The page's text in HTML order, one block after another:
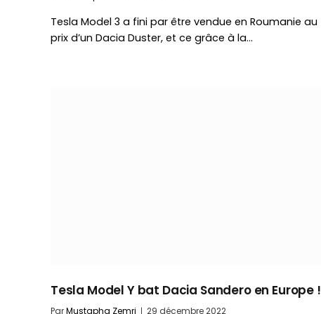
Tesla Model 3 a fini par être vendue en Roumanie au
prix d’un Dacia Duster, et ce grâce à la…
Tesla Model Y bat Dacia Sandero en Europe !
ParMustapha Zemri 29 décembre 2022